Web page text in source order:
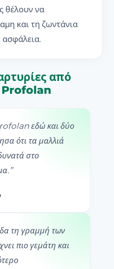
θέλουν να
και τη ζωντάνια
ασφάλεια.
από
Profolan
εδώ και δύο
ότι τα μαλλιά
στο
”
τη γραμμή των
πιο γεμάτη και